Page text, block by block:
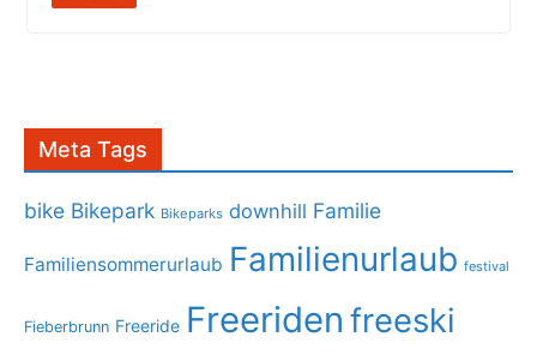
Meta Tags
bike Bikepark Bikeparks downhill Familie
Familiensommerurlaub Familienurlaub festival
Fieberbrunn Freeride Freeriden freeski